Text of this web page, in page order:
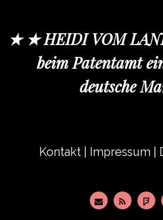
★ ★ HEIDI VOM
beim Patentamt
deutsche
Kontakt Impressum